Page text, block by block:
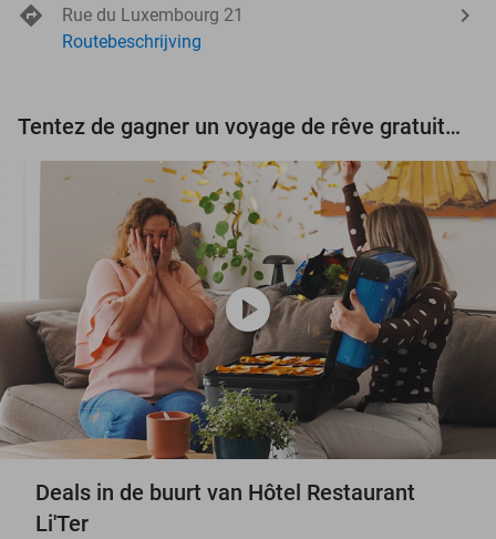
Rue du Luxembourg 21
Routebeschrijving
Tentez de gagner un voyage de rêve gratuit d'une valeur de 3.000 € !
play_circle
Deals in de buurt van Hôtel Restaurant
Li'Ter